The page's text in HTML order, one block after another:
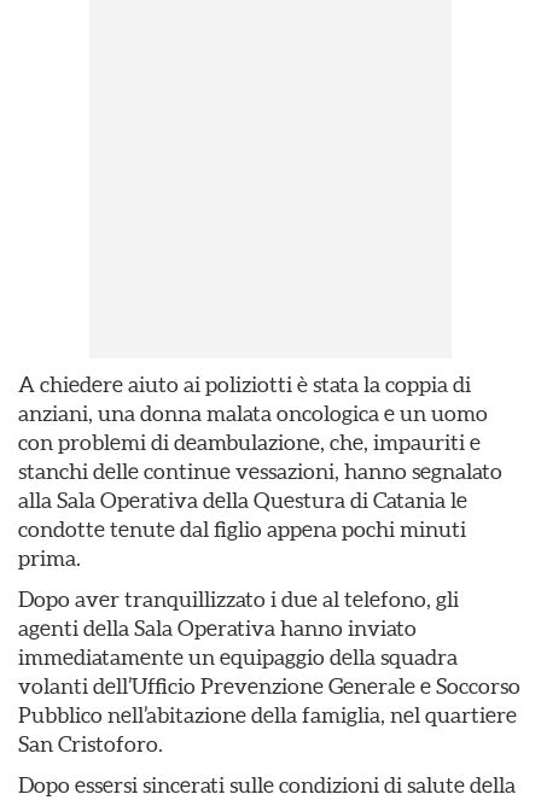
A chiedere aiuto ai poliziotti è stata la coppia di
anziani, una donna malata oncologica e un uomo
con problemi di deambulazione, che, impauriti e
stanchi delle continue vessazioni, hanno segnalato
alla Sala Operativa della Questura di Catania le
condotte tenute dal figlio appena pochi minuti
prima.
Dopo aver tranquillizzato i due al telefono, gli
agenti della Sala Operativa hanno inviato
immediatamente un equipaggio della squadra
volanti dell’Ufficio Prevenzione Generale e Soccorso
Pubblico nell’abitazione della famiglia, nel quartiere
San Cristoforo.
Dopo essersi sincerati sulle condizioni di salute della